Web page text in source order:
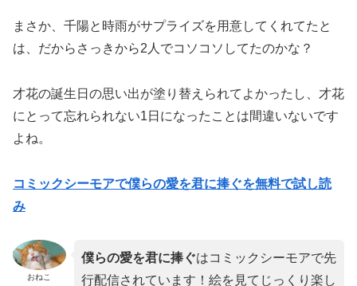
まさか、千陽と時雨がサプライズを用意してくれてたと
は、だからさっきから2人でコソコソしてたのかな？
才花の誕生日の思い出が塗り替えられてよかったし、才花
にとって忘れられない1日になったことは間違いないです
よね。
コミックシーモアで僕らの愛を君に捧ぐを無料で試し読
み
おねこ
僕らの愛を君に捧ぐはコミックシーモアで先
行配信されています！絵を見てじっくり楽し